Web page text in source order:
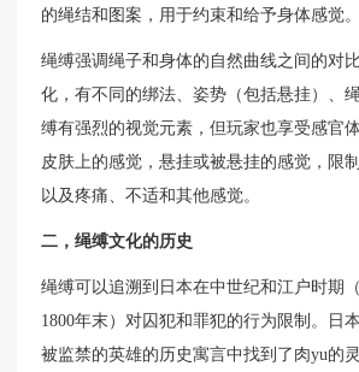
的绳结和图案，用于约束和给予身体感觉。
绳缚强调绳子和身体的自然曲线之间的对
化，有不同的绑法、姿势（包括悬挂）、
缚有强烈的视觉元素，但玩家也享受感官
皮肤上的感觉，悬挂或被悬挂的感觉，限
以及疼痛、不适和其他感觉。
二，绳缚文化的历史
绳缚可以追溯到日本在中世纪和江户时期
1800年末）对囚犯和罪犯的行为限制。日
被监禁的英雄的历史寓言中找到了肉yu的